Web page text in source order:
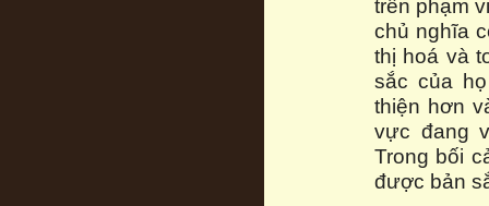
trên phạm
chủ nghĩa
thị hoá và
sắc của
thiện hơn
vực đang
Trong bối
được bản